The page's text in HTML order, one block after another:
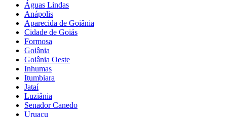
Águas Lindas
Anápolis
Aparecida de Goiânia
Cidade de Goiás
Formosa
Goiânia
Goiânia Oeste
Inhumas
Itumbiara
Jataí
Luziânia
Senador Canedo
Uruaçu